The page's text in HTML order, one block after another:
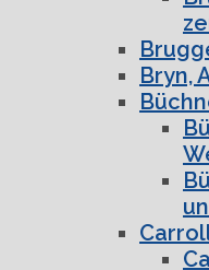
Bryn,